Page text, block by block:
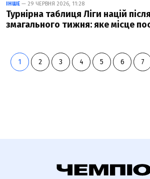
ІНШЕ — 29 ЧЕРВНЯ 2026, 11:28
Турнірна таблиця Ліги націй
змагального тижня: яке місце
1 2 3 4 5 6 7